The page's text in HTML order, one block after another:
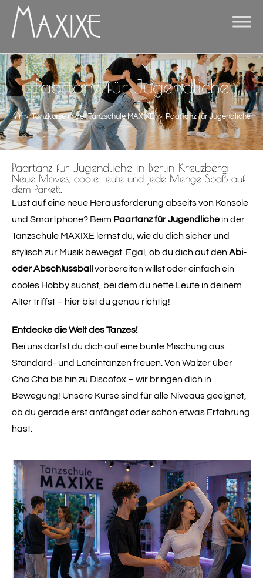
Paartanz für Jugendliche
> Tanzkurse in der Tanzschule MAXIXE > Paartanz für Jugendliche
Paartanz für Jugendliche in Berlin Kreuzberg
Neue Moves, coole Leute und jede Menge Spaß auf
dem Parkett.
Lust auf eine neue Herausforderung abseits von Konsole
und Smartphone? Beim Paartanz für Jugendlichein der
Tanzschule MAXIXE lernst du, wie du dich sicher und
stylisch zur Musik bewegst. Egal, ob du dich auf denAbi-
oder Abschlussball vorbereiten willst oder einfach ein
cooles Hobby suchst, bei dem du nette Leute in deinem
Alter triffst – hier bist du genau richtig!
Entdecke die Welt des Tanzes!
Bei uns darfst du dich auf eine bunte Mischung aus
Standard- und Lateintänzen freuen. Von Walzer über
Cha Cha bis hin zu Discofox – wir bringen dich in
Bewegung! Unsere Kurse sind für alle Niveaus geeignet,
ob du gerade erst anfängst oder schon etwas Erfahrung
hast.